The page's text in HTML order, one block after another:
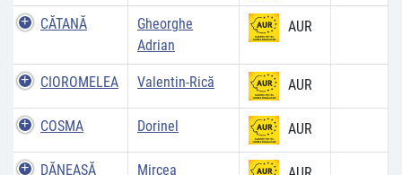
CĂTANĂ
Gheorghe
Adrian
AUR
CIOROMELEA Valentin-Rică AUR
COSMA Dorinel AUR
DĂNEASĂ Mircea